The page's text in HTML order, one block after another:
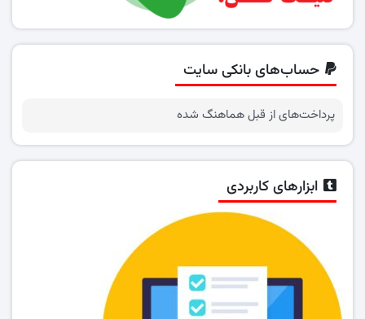
حساب‌های بانکی سایت
پرداخت‌های از قبل هماهنگ شده
ابزارهای کاربردی